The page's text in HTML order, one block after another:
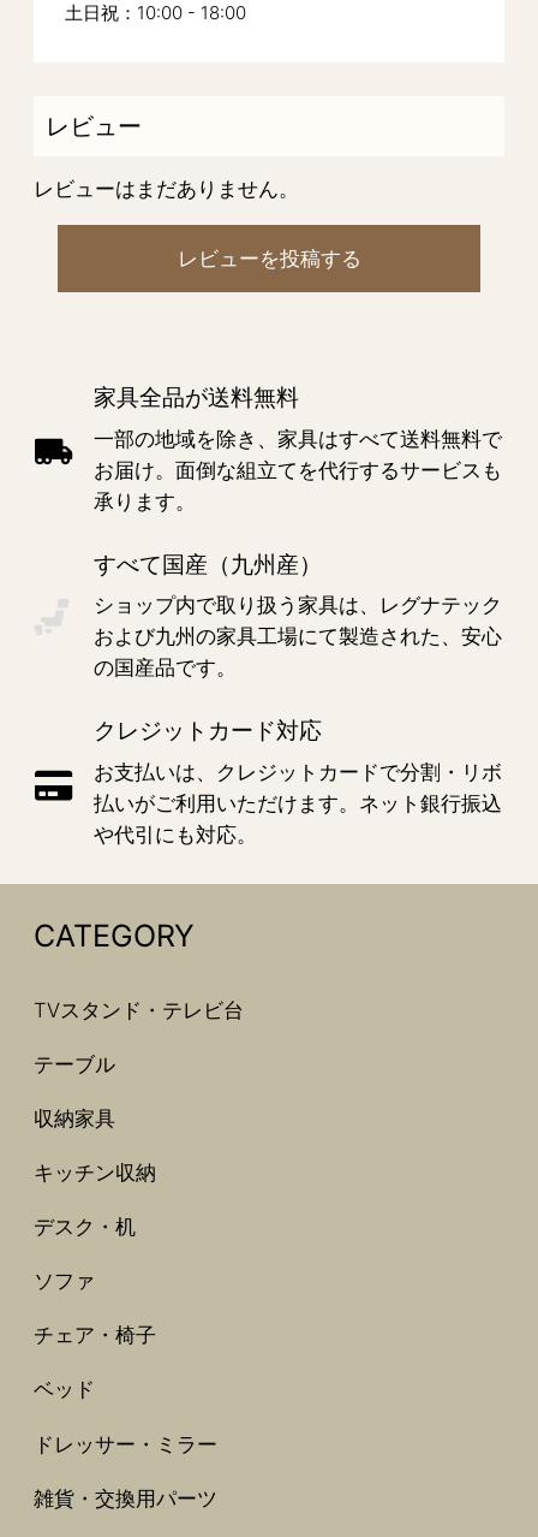
土日祝：10:00 - 18:00
レビュー
レビューはまだありません。
レビューを投稿する
家具全品が送料無料
一部の地域を除き、家具はすべて送料無料で
お届け。面倒な組立てを代行するサービスも
承ります。
すべて国産（九州産）
ショップ内で取り扱う家具は、レグナテック
および九州の家具工場にて製造された、安心
の国産品です。
クレジットカード対応
お支払いは、クレジットカードで分割・リボ
払いがご利用いただけます。ネット銀行振込
や代引にも対応。
CATEGORY
TVスタンド・テレビ台
テーブル
収納家具
キッチン収納
デスク・机
ソファ
チェア・椅子
ベッド
ドレッサー・ミラー
雑貨・交換用パーツ